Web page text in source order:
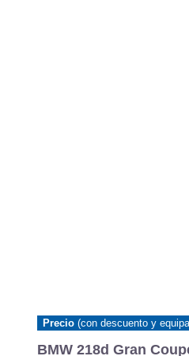
BMW 218d Gran
Precio (con descuento y